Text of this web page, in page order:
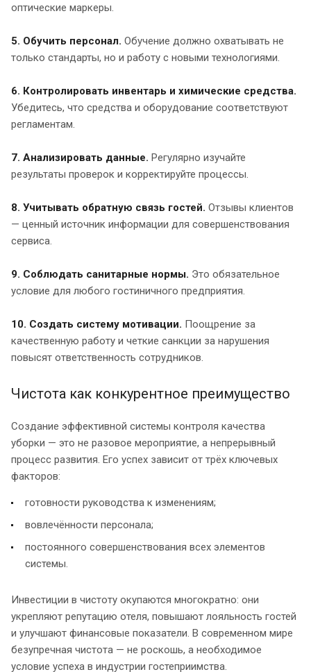
оптические маркеры.
5. Обучить персонал. Обучение должно охватывать не
только стандарты, но и работу с новыми технологиями.
6. Контролировать инвентарь и химические средства.
Убедитесь, что средства и оборудование соответствуют
регламентам.
7. Анализировать данные. Регулярно изучайте
результаты проверок и корректируйте процессы.
8. Учитывать обратную связь гостей. Отзывы клиентов
— ценный источник информации для совершенствования
сервиса.
9. Соблюдать санитарные нормы. Это обязательное
условие для любого гостиничного предприятия.
10. Создать систему мотивации. Поощрение за
качественную работу и четкие санкции за нарушения
повысят ответственность сотрудников.
Чистота как конкурентное преимущество
Создание эффективной системы контроля качества
уборки — это не разовое мероприятие, а непрерывный
процесс развития. Его успех зависит от трёх ключевых
факторов:
готовности руководства к изменениям;
вовлечённости персонала;
постоянного совершенствования всех элементов
системы.
Инвестиции в чистоту окупаются многократно: они
укрепляют репутацию отеля, повышают лояльность гостей
и улучшают финансовые показатели. В современном мире
безупречная чистота — не роскошь, а необходимое
условие успеха в индустрии гостеприимства.